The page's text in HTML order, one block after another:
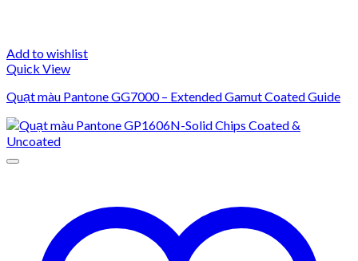
Add to wishlist
Quick View
Quạt màu Pantone GG7000 – Extended Gamut Coated Guide